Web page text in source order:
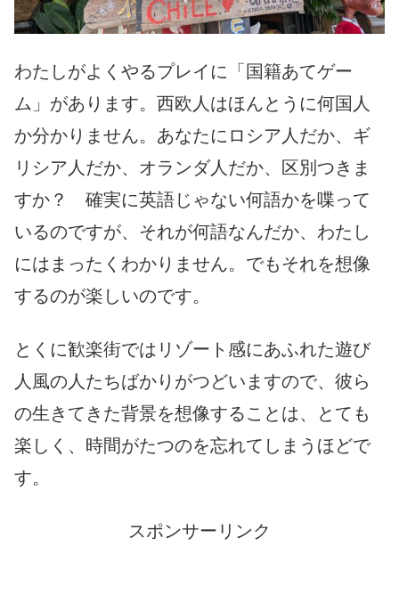
わたしがよくやるプレイに「国籍あてゲー
ム」があります。西欧人はほんとうに何国人
か分かりません。あなたにロシア人だか、ギ
リシア人だか、オランダ人だか、区別つきま
すか？ 確実に英語じゃない何語かを喋って
いるのですが、それが何語なんだか、わたし
にはまったくわかりません。でもそれを想像
するのが楽しいのです。
とくに歓楽街ではリゾート感にあふれた遊び
人風の人たちばかりがつどいますので、彼ら
の生きてきた背景を想像することは、とても
楽しく、時間がたつのを忘れてしまうほどで
す。
スポンサーリンク